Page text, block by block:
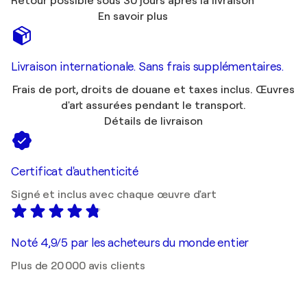
En savoir plus
Livraison internationale. Sans frais supplémentaires.
Frais de port, droits de douane et taxes inclus. Œuvres
d'art assurées pendant le transport.
Détails de livraison
Certificat d'authenticité
Signé et inclus avec chaque œuvre d'art
Noté 4,9/5 par les acheteurs du monde entier
Plus de 20 000 avis clients